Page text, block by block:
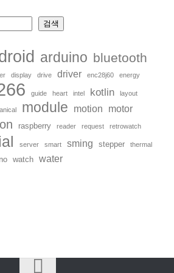
검색
arduino bluetooth
display drive driver enc28j60 energy
guide heart intel kotlin layout
module motion motor
raspberry reader request retrowatch
server smart sming stepper thermal
watch water